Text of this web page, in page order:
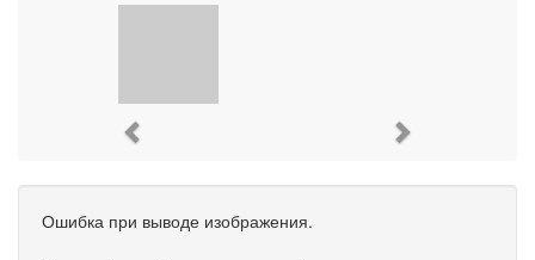
Ошибка при выводе изображения.